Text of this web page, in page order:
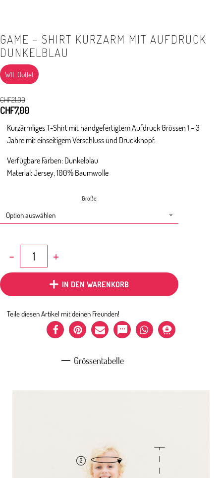
GAME – SHIRT KURZARM MIT AUFDRUCK
DUNKELBLAU
WIL Outlet
CHF21,00
Ursprünglicher
war:
CHF21,00
CHF7,00Aktueller
ist:
CHF7,00.
Kurzärmliges T-Shirt mit handgefertigtem Aufdruck Grössen 1 – 3
Jahre mit einseitigem Verschluss und Druckknopf.
Verfügbare Farben: Dunkelblau
Material: Jersey, 100% Baumwolle
Größe
Game
Shirt
dunkelblau
IN DEN WARENKORB
Teile diesen Artikel mit deinen Freunden!
Grössentabelle